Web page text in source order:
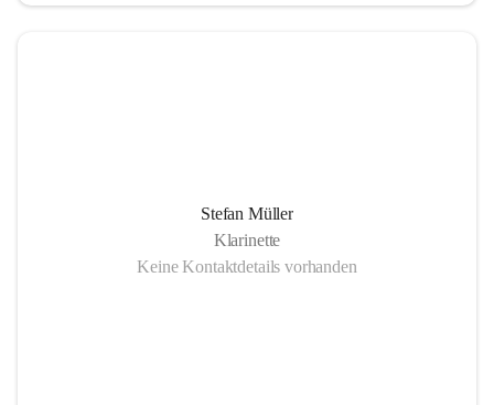
Stefan Müller
Klarinette
Keine Kontaktdetails vorhanden